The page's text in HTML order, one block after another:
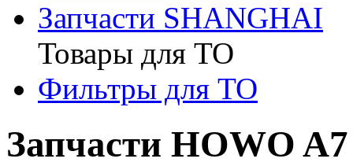
Запчасти SHANGHAI
Товары для ТО
Фильтры для ТО
Запчасти HOWO A7